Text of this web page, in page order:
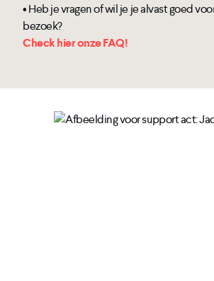
• Heb je vragen of wil je je alvast goed
bezoek?
Check hier onze FAQ!